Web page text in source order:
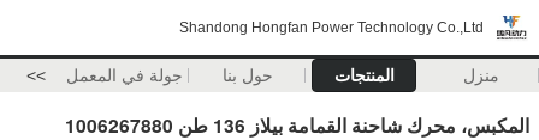
Shandong Hongfan Power Technology Co.,Ltd
منزل المنتجات حول بنا جولة في المعمل >>
المكبس، محرك شاحنة القمامة بيلاز 136 طن 1006267880